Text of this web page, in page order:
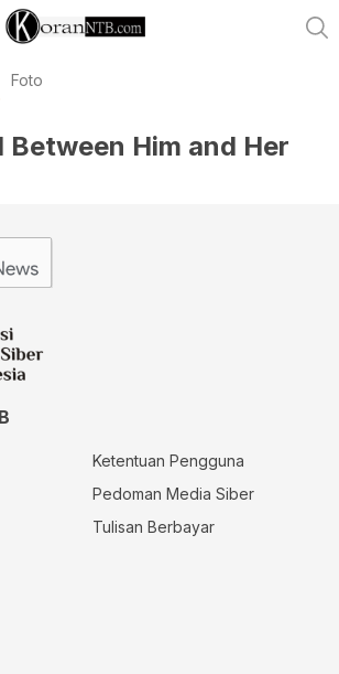
Foto
Between Him and Her
Ketentuan Pengguna
Pedoman Media Siber
Tulisan Berbayar